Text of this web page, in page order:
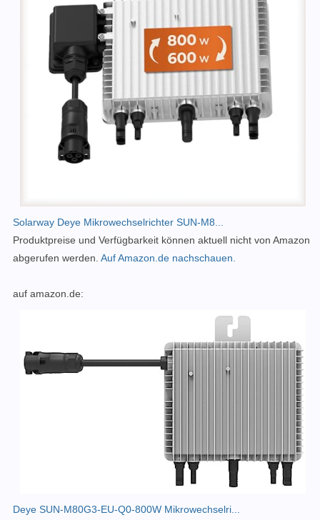
Solarway Deye Mikrowechselrichter SUN-M8...
Produktpreise und Verfügbarkeit können aktuell nicht von Amazon
abgerufen werden. Auf Amazon.de nachschauen.
auf amazon.de:
Deye SUN-M80G3-EU-Q0-800W Mikrowechselri...